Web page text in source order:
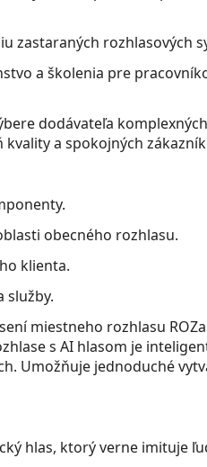
zastaraných
a školenia pre
dodávateľa
a spokojných
obecného rozhlasu.
klienta.
služby.
miestneho rozhlasu
s AI hlasom je
Umožňuje jednoduché
hlas, ktorý verne imituje